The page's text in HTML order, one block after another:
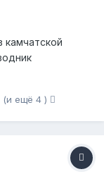
камчатской
туризма на
район
а также
(и ещё 4 )